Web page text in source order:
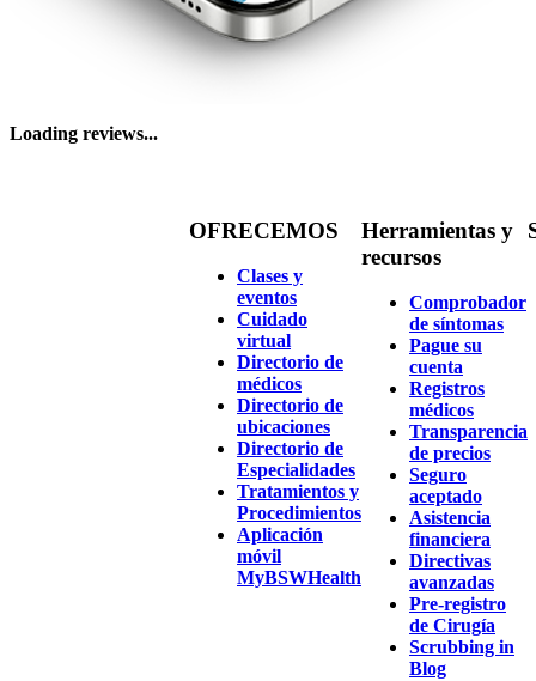
Loading reviews...
OFRECEMOS
Clases y
eventos
Cuidado
virtual
Directorio de
médicos
Directorio de
ubicaciones
Directorio de
Especialidades
Tratamientos y
Procedimientos
Aplicación
móvil
MyBSWHealth
Herramientas y
recursos
Comprobador
de síntomas
Pague su
cuenta
Registros
médicos
Transparencia
de precios
Seguro
aceptado
Asistencia
financiera
Directivas
avanzadas
Pre-registro
de Cirugía
Scrubbing in
Blog